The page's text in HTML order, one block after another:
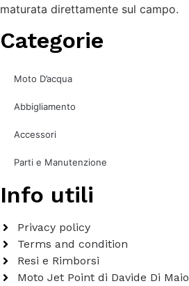
maturata direttamente sul campo.
Categorie
Moto D’acqua
Abbigliamento
Accessori
Parti e Manutenzione
Info utili
Privacy policy
Terms and condition
Resi e Rimborsi
Moto Jet Point di Davide Di Maio